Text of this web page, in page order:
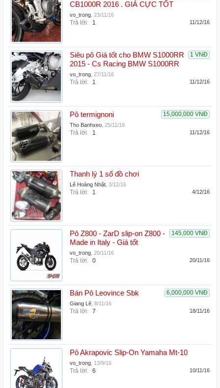
CB1000R 2016 . GIÁ CỰC TỐT
vo_trong 23/11/16
Trả lời: 1 11/12/16
1 VNĐ
Siêu pô Giá tốt cho BMW S1000RR
2015 - Cs Racing BMW S1000RR
vo_trong 27/11/16
Trả lời: 1 11/12/16
15,000,000 VNĐ
Pô termignoni
Tho Banhxeo 25/11/16
Trả lời: 1 11/12/16
Thanh lý 1 số đồ chơi
Lê Hoàng Nhật 3/12/16
Trả lời: 1 4/12/16
145,000 VNĐ
Pô Z800 - ZarD slip-on Z800 -
Made in Italy - Giá tốt
vo_trong 20/11/16
Trả lời: 0 20/11/16
6,000,000 VNĐ
Bán Pô Leovince Sbk
Giang Lê 8/11/16
Trả lời: 7 18/11/16
Pô Akrapovic Slip-On Yamaha Mt-10
vo_trong 13/9/16
Trả lời: 6 10/11/16